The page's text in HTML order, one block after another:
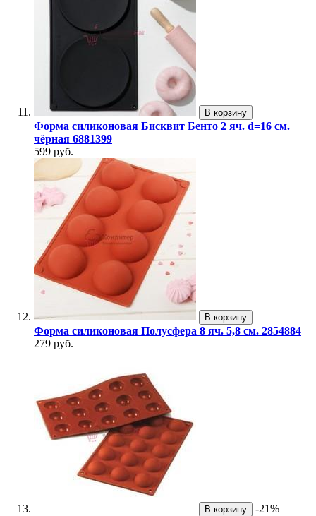
В корзину
Форма силиконовая Бисквит Бенто 2 яч. d=16 см.
чёрная 6881399
599 руб.
В корзину
Форма силиконовая Полусфера 8 яч. 5,8 см. 2854884
279 руб.
В корзину
-21%